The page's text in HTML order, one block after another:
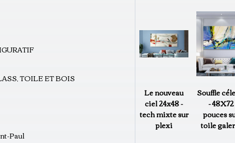
TOILE ET BOIS
Paul
Le nouveau
ciel 24x48 -
tech mixte sur
plexi
Souffle
- 48X72
pouces
toile